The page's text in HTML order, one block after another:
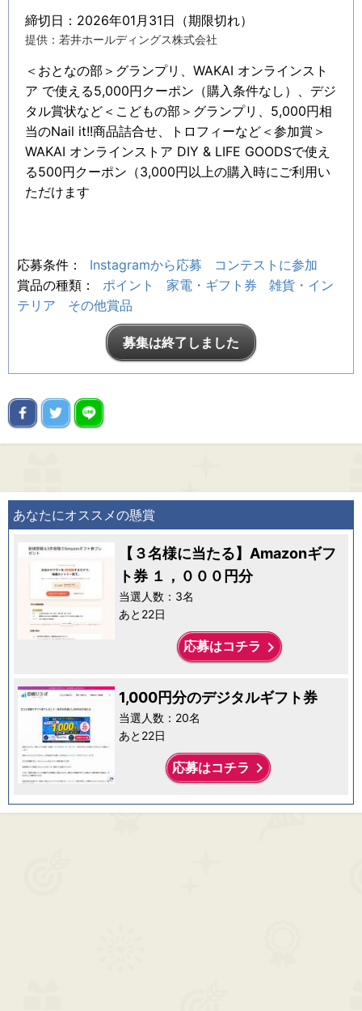
締切日：2026年01月31日（期限切れ）
提供：若井ホールディングス株式会社
＜おとなの部＞グランプリ、WAKAI オンラインスト
ア で使える5,000円クーポン（購入条件なし）、デジ
タル賞状など＜こどもの部＞グランプリ、5,000円相
当のNail it!!商品詰合せ、トロフィーなど＜参加賞＞
WAKAI オンラインストア DIY & LIFE GOODSで使え
る500円クーポン（3,000円以上の購入時にご利用い
ただけます
応募条件： Instagramから応募
コンテストに参加
賞品の種類：
ポイント 家電・ギフト券
雑貨・イン
テリア
その他賞品
募集は終了しました
あなたにオススメの懸賞
【３名様に当たる】Amazonギフ
ト券 １，０００円分
当選人数：3名
あと22日
応募はコチラ keyboard_arrow_right
1,000円分のデジタルギフト券
当選人数：20名
あと22日
応募はコチラ keyboard_arrow_right